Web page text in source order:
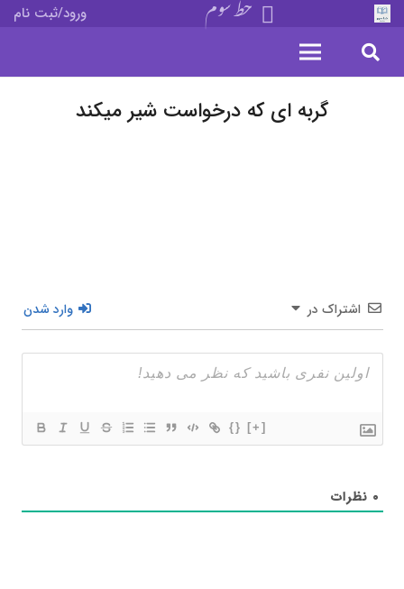
خط سوم ورود/ثبت نام
گربه ای که درخواست شیر میکند
اشتراک در وارد شدن
{} [+]
۰ نظرات